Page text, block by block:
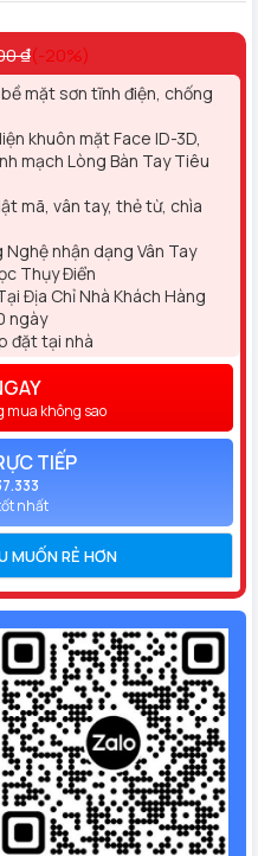
₫(-20%)
mặt sơn tĩnh điện, chống
khuôn mặt Face ID-3D,
mạch Lòng Bàn Tay Tiêu
mã, vân tay, thẻ từ, chìa
nhận dạng Vân Tay
Thụy Điển
Địa Chỉ Nhà Khách Hàng
ngày
đặt tại nhà
mua không sao
TIẾP
nhất
MUỐN RẺ HƠN